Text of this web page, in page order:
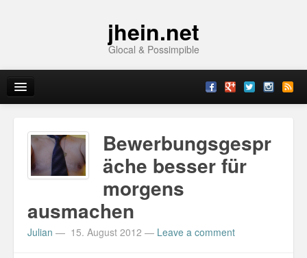
jhein.net
Glocal & Possimpible
Home
Info
Sitemap
Bewerbungsgespr
äche besser für
morgens
ausmachen
Julian — 15. August 2012 — Leave a comment